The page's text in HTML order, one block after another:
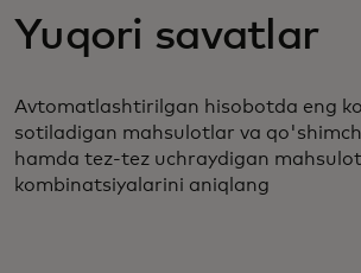
Yuqori savatlar
Avtomatlashtirilgan hisobotda eng
sotiladigan mahsulotlar va
hamda tez-tez uchraydigan
kombinatsiyalarini aniqlang